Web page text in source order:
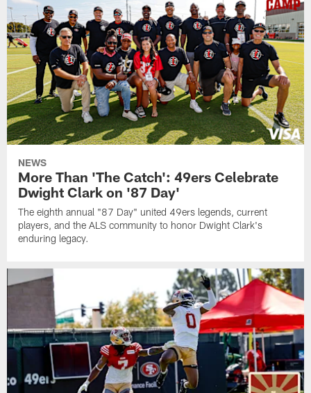
NEWS
More Than 'The Catch': 49ers Celebrate
Dwight Clark on '87 Day'
The eighth annual "87 Day" united 49ers legends, current
players, and the ALS community to honor Dwight Clark's
enduring legacy.